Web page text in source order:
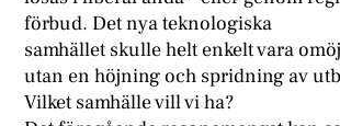
förbud. Det nya teknologiska
samhället skulle helt enkelt vara
utan en höjning och spridning av
Vilket samhälle vill vi ha?